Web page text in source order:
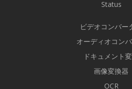
Status
ビデオコンバー
オーディオコン
ドキュメント
画像変換器
OCR